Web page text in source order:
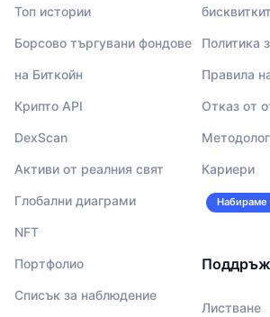
Топ истории
Борсово търгувани фондове
на Биткойн
Крипто API
DexScan
Активи от реалния свят
Глобални диаграми
NFT
Портфолио
Списък за наблюдение
Политика
Правила
Отказ от
Кариери
Набираме
Листване